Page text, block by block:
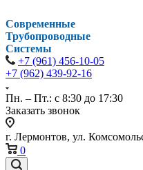
Современные
Трубопроводные
Системы
+7 (961) 456-10-05
+7 (962) 439-92-16
Пн. – Пт.: с 8:30 до 17:30
Заказать звонок
г. Лермонтов, ул.
0